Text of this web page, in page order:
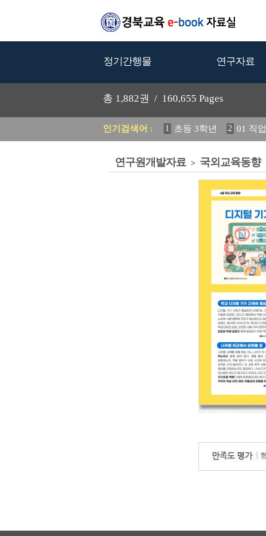
정기간행물 연구자료
총 1,882권 / 160,655 Pages
인기검색어 : 1 초등 3학년 2 01 직
5 2024 교육 정책 6 활
19 초등 20 교과서
연구원개발자료 > 국외교육동향